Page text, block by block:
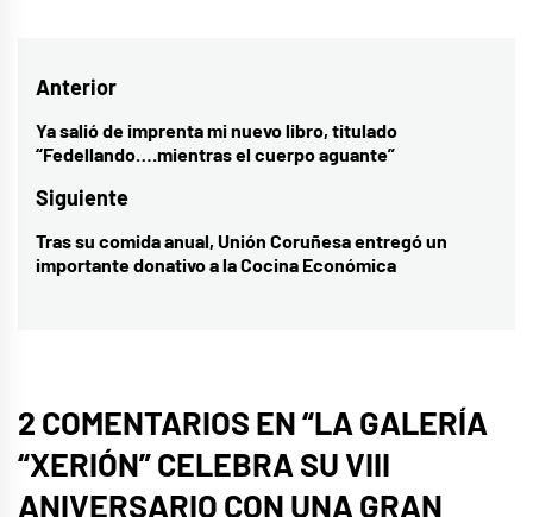
Navegación
de
Anterior
Entrada
anterior:
Ya salió de imprenta mi nuevo libro, titulado
“Fedellando….mientras el cuerpo aguante”
Siguiente
Entrada
siguiente:
Tras su comida anual, Unión Coruñesa entregó un
importante donativo a la Cocina Económica
2 COMENTARIOS EN “LA GALERÍA
“XERIÓN” CELEBRA SU VIII
ANIVERSARIO CON UNA GRAN